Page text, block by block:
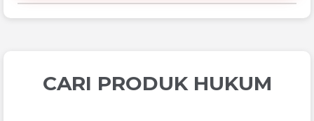
CARI PRODUK HUKUM